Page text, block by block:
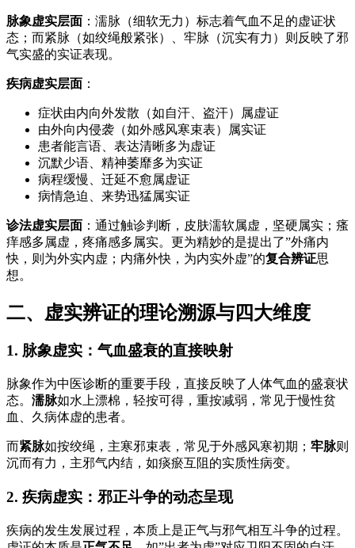
脉象虚实层面 ：濡脉（细软无力）标志着气血不足的虚证状
态；而紧脉（如绞绳般紧张）、牢脉（沉实有力）则反映了邪
气实盛的实证表现。
疾病虚实层面 ：
症状由内向外发散（如自汗、盗汗）属虚证
由外向内侵袭（如外感风寒束表）属实证
患者能言语、表达清晰多为虚证
沉默少语、精神萎靡多为实证
病程缓慢、迁延不愈属虚证
病情急迫、来势迅猛属实证
诊法虚实层面 ：通过触诊判断，皮肤濡软属虚，坚硬属实；瘙
痒感多属虚，疼痛感多属实。更为精妙的是提出了”外痛内
快，则为外实内虚；内痛外快，为内实外虚”的复合辨证思
想。
二、虚实辨证的理论溯源与四大维度
1. 脉象虚实：气血盛衰的直接映射
脉象作为中医诊断的重要手段，直接反映了人体气血的盛衰状
态。 濡脉如水上漂棉，轻按可得，重按减弱，常见于慢性贫
血、久病体虚的患者。
而紧脉如按绞绳，主寒邪束表，常见于外感风寒初期； 牢脉则
沉而有力，主邪气内结，如痰瘀互阻的实质性病变。
2. 疾病虚实：邪正斗争的动态呈现
疾病的发生发展过程，本质上是正气与邪气相互斗争的过程。